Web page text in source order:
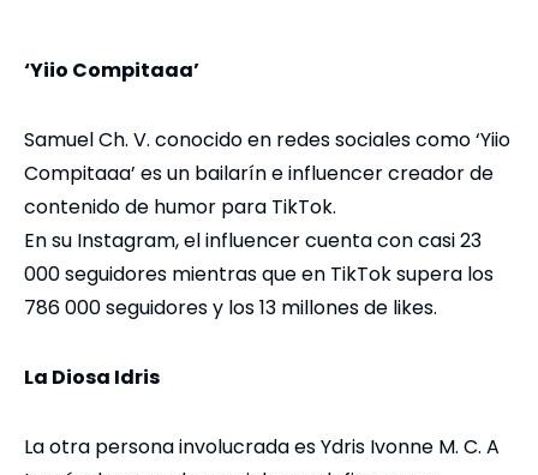
‘Yiio Compitaaa’
Samuel Ch. V. conocido en redes sociales como ‘Yiio
Compitaaa’ es un bailarín e influencer creador de
contenido de humor para TikTok.
En su Instagram, el influencer cuenta con casi 23
000 seguidores mientras que en TikTok supera los
786 000 seguidores y los 13 millones de likes.
La Diosa Idris
La otra persona involucrada es Ydris Ivonne M. C. A